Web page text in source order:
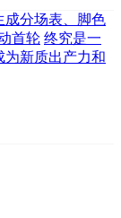
成分场表、脚色
首轮 终究是一
为新质出产力和